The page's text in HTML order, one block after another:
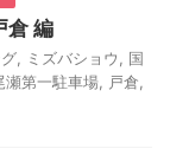
倉 編
ミズバショウ
国
瀬第一駐車場 戸倉